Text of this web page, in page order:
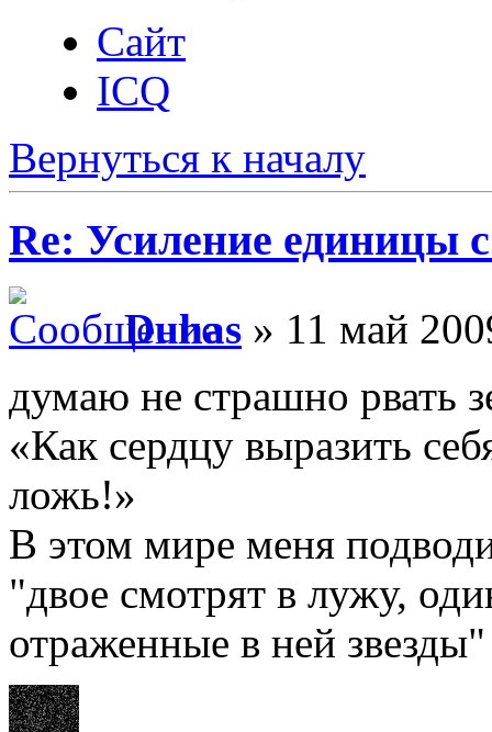
Сайт
ICQ
Вернуться к началу
Re: Усиление единицы
Duhas » 11 май
думаю не страшно рвать
«Как сердцу выразить
ложь!»
В этом мире меня
"двое смотрят в лужу,
отраженные в ней звезды"